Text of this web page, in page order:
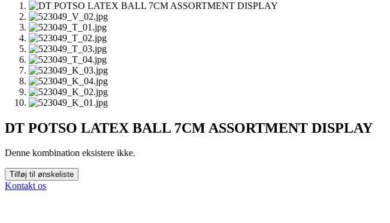
DT POTSO LATEX BALL 7CM ASSORTMENT DISPLAY
Denne kombination eksistere ikke.
Tilføj til ønskeliste
Kontakt os